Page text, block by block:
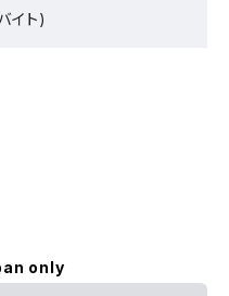
イト)
only